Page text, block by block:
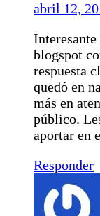
abril 12,
blogspot
respuesta
quedó en
más en
público.
aportar en
Responder